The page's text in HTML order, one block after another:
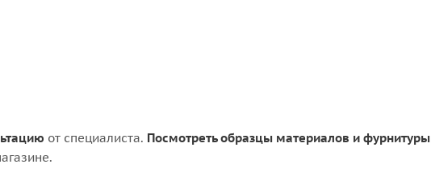
от специалиста. Посмотреть образцы материалов и фурнитуры